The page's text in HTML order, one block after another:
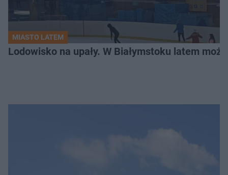
MIASTO LATEM
Lodowisko na upały. W Białymstoku latem